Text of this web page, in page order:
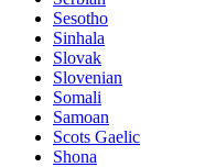
Sesotho
Sinhala
Slovak
Slovenian
Somali
Samoan
Scots Gaelic
Shona